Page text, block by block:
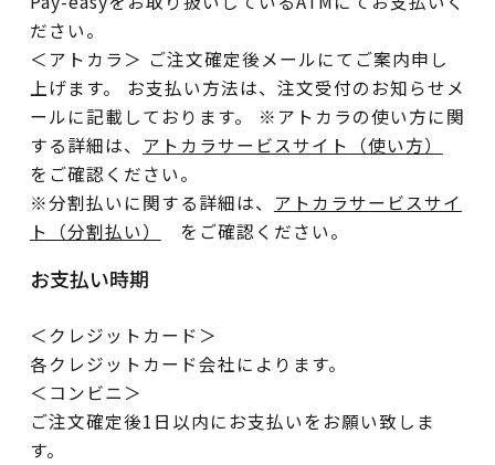
ださい。
＜アトカラ＞ ご注文確定後メールにてご案内申し
上げます。 お支払い方法は、注文受付のお知らせメ
ールに記載しております。 ※アトカラの使い方に関
する詳細は、 アトカラサービスサイト（使い方）
をご確認ください。
※分割払いに関する詳細は、 アトカラサービスサイ
ト（分割払い）
をご確認ください。
お支払い時期
＜クレジットカード＞
各クレジットカード会社によります。
＜コンビニ＞
ご注文確定後1日以内にお支払いをお願い致しま
す。